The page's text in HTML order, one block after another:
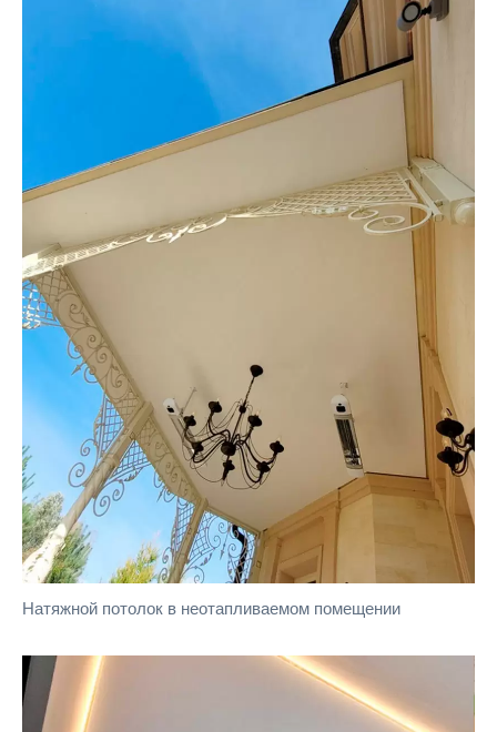
Натяжной потолок в неотапливаемом помещении